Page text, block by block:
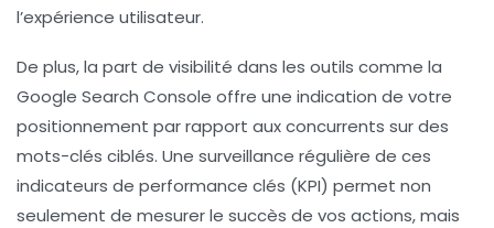
l’expérience utilisateur.
De plus, la part de visibilité dans les outils comme la
Google Search Console offre une indication de votre
positionnement par rapport aux concurrents sur des
mots-clés ciblés. Une surveillance régulière de ces
indicateurs de performance clés (KPI) permet non
seulement de mesurer le succès de vos actions, mais